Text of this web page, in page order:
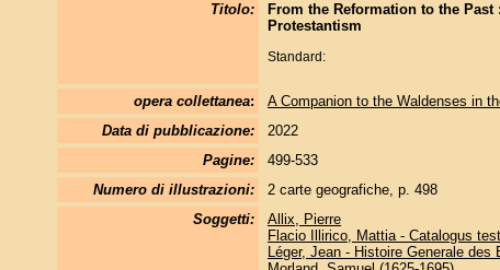
Titolo:
From the Reformation to the
Protestantism
Standard:
opera collettanea:
A Companion to the Waldenses in
Data di pubblicazione:
2022
Pagine:
499-533
Numero di illustrazioni:
2 carte geografiche, p. 498
Soggetti:
Allix, Pierre
Flacio Illirico, Mattia - Catalogus
Léger, Jean - Histoire Generale